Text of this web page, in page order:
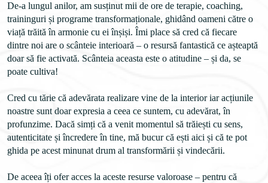
De-a lungul anilor, am susținut mii de ore de terapie, coaching,
traininguri și programe transformaționale, ghidând oameni către o
viață trăită în armonie cu ei înșiși. Îmi place să cred că fiecare
dintre noi are o scânteie interioară – o resursă fantastică ce așteaptă
doar să fie activată. Scânteia aceasta este o atitudine – și da, se
poate cultiva!
Cred cu tărie că adevărata realizare vine de la interior iar acțiunile
noastre sunt doar expresia a ceea ce suntem, cu adevărat, în
profunzime. Dacă simți că a venit momentul să trăiești cu sens,
autenticitate și încredere în tine, mă bucur că ești aici și că te pot
ghida pe acest minunat drum al transformării și vindecării.
De aceea îți ofer acces la aceste resurse valoroase – pentru că